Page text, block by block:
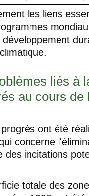
les liens
liés à
au cours de
ont été
concerne
des incitations
totale des